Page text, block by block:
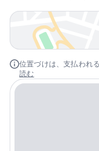
位置づけは、支払われ
読む